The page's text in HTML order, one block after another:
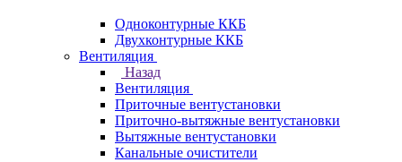
Одноконтурные ККБ
Двухконтурные ККБ
Вентиляция
Назад
Вентиляция
Приточные вентустановки
Приточно-вытяжные вентустановки
Вытяжные вентустановки
Канальные очистители